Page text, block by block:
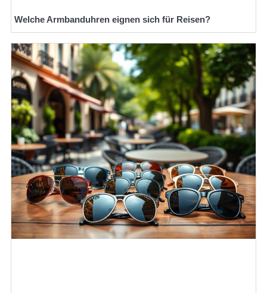
Welche Armbanduhren eignen sich für Reisen?